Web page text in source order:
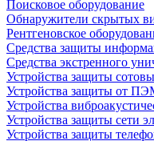
Поисковое оборудование
Обнаружители скрытых
Рентгеновское
Средства защиты
Средства экстренного
Устройства защиты
Устройства защиты от
Устройства
Устройства защиты сети
Устройства защиты